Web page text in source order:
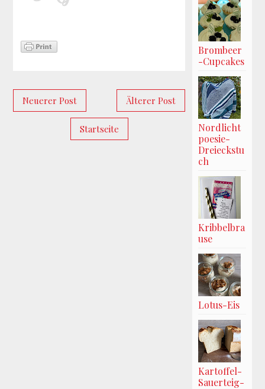
Neuerer Post Älterer Post
Startseite
Brombeer
-Cupcakes
Nordlicht
poesie-
Dreieckstu
ch
Kribbelbra
use
Lotus-Eis
Kartoffel-
Sauerteig-